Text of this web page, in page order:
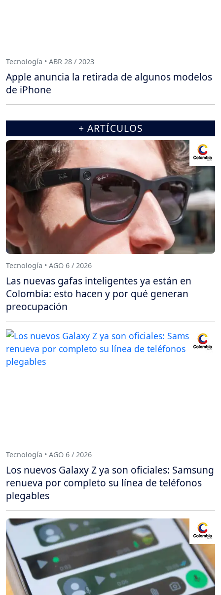
Tecnología • ABR 28 / 2023
Apple anuncia la retirada de algunos modelos
de iPhone
+ ARTÍCULOS
Tecnología • AGO 6 / 2026
Las nuevas gafas inteligentes ya están en
Colombia: esto hacen y por qué generan
preocupación
Tecnología • AGO 6 / 2026
Los nuevos Galaxy Z ya son oficiales: Samsung
renueva por completo su línea de teléfonos
plegables